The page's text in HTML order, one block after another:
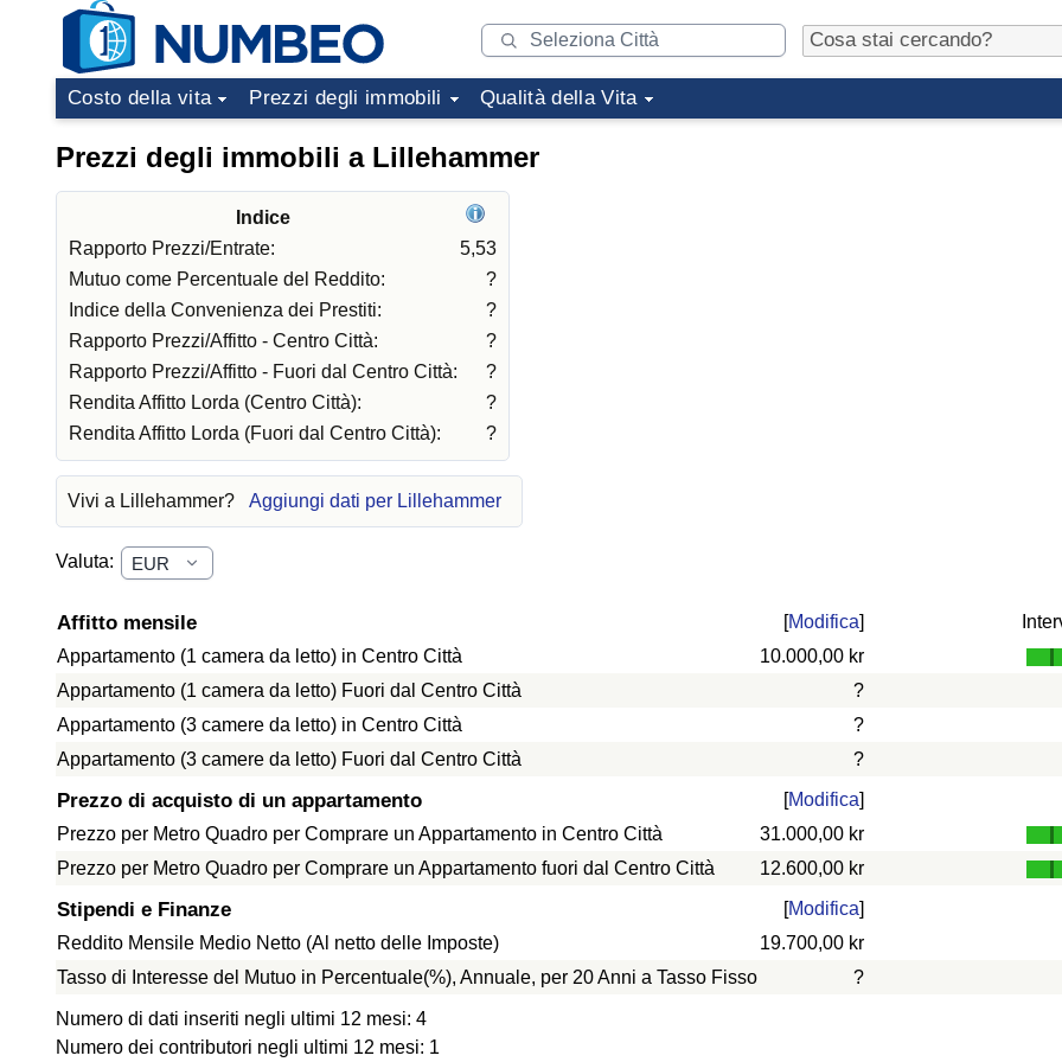
Costo della vita Prezzi degli immobili Qualità della Vita
Prezzi degli immobili a Lillehammer
Indice
Rapporto Prezzi/Entrate:
5,53
Mutuo come Percentuale del Reddito:
?
Indice della Convenienza dei Prestiti:
?
Rapporto Prezzi/Affitto - Centro Città:
?
Rapporto Prezzi/Affitto - Fuori dal Centro Città:
?
Rendita Affitto Lorda (Centro Città):
?
Rendita Affitto Lorda (Fuori dal Centro Città):
?
Vivi a Lillehammer? Aggiungi dati per Lillehammer
Valuta:
Affitto mensile [Modifica]
Appartamento (1 camera da letto) in Centro Città
10.000,00 kr
Appartamento (1 camera da letto) Fuori dal Centro Città
?
Appartamento (3 camere da letto) in Centro Città
?
Appartamento (3 camere da letto) Fuori dal Centro Città
?
Prezzo di acquisto di un appartamento [Modifica]
Prezzo per Metro Quadro per Comprare un Appartamento in Centro Città
31.000,00 kr
Prezzo per Metro Quadro per Comprare un Appartamento fuori dal Centro Città
12.600,00 kr
Stipendi e Finanze [Modifica]
Reddito Mensile Medio Netto (Al netto delle Imposte)
19.700,00 kr
Tasso di Interesse del Mutuo in Percentuale(%), Annuale, per 20 Anni a Tasso Fisso
?
Numero di dati inseriti negli ultimi 12 mesi: 4
Numero dei contributori negli ultimi 12 mesi: 1